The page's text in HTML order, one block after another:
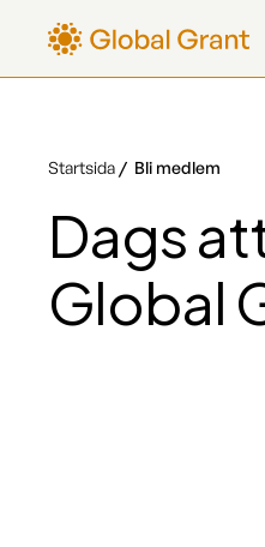
Startsida Bli medlem
Dags
Global